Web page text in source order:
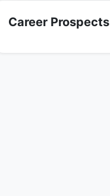
Career Prospects